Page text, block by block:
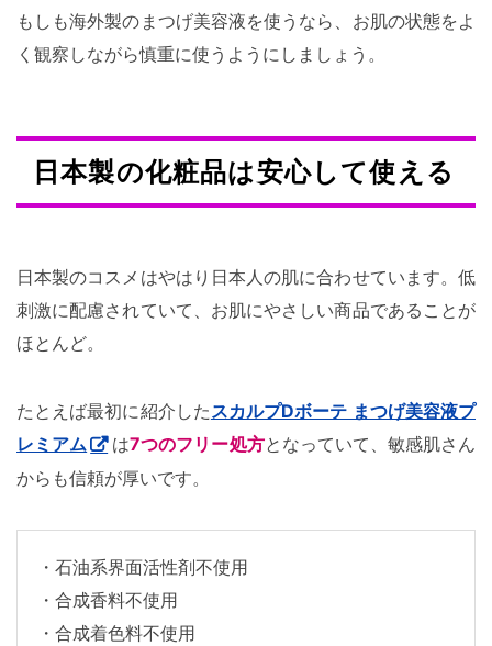
もしも海外製のまつげ美容液を使うなら、お肌の状態をよ
く観察しながら慎重に使うようにしましょう。
日本製の化粧品は安心して使える
日本製のコスメはやはり日本人の肌に合わせています。低
刺激に配慮されていて、お肌にやさしい商品であることが
ほとんど。
たとえば最初に紹介した スカルプDボーテ まつげ美容液プ
レミアム
は7つのフリー処方となっていて、敏感肌さん
からも信頼が厚いです。
・石油系界面活性剤不使用
・合成香料不使用
・合成着色料不使用